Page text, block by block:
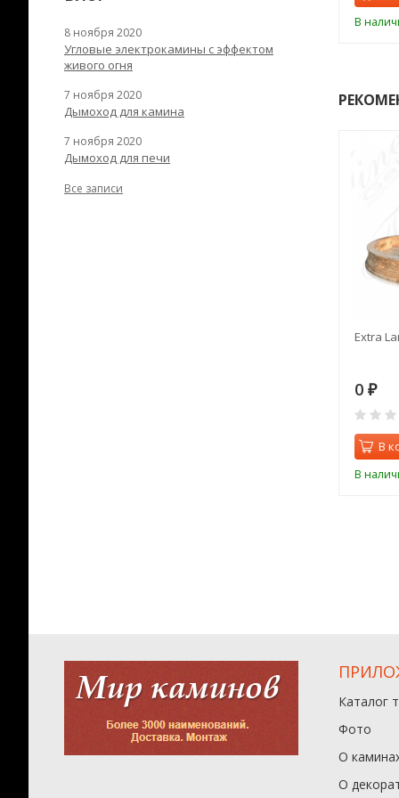
В
Extra
0 ₽
В
В
8 ноября 2020
Угловые электрокамины с эффектом
живого огня
7 ноября 2020
Дымоход для камина
7 ноября 2020
Дымоход для печи
Все записи
Каталог
Фото
О
О